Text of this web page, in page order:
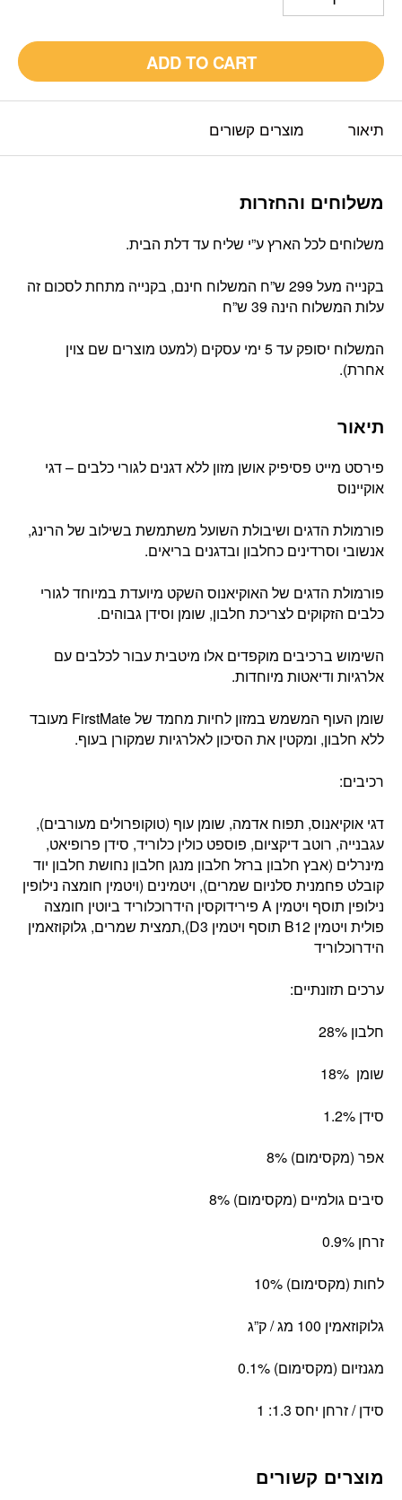
ADD TO CART
תיאור מוצרים קשורים
משלוחים והחזרות
משלוחים לכל הארץ ע”י שליח עד דלת הבית.
בקנייה מעל 299 ש”ח המשלוח חינם, בקנייה מתחת לסכום זה
עלות המשלוח הינה 39 ש”ח
המשלוח יסופק עד 5 ימי עסקים (למעט מוצרים שם צוין
אחרת).
תיאור
פירסט מייט פסיפיק אושן מזון ללא דגנים לגורי כלבים – דגי
אוקיינוס
פורמולת הדגים ושיבולת השועל משתמשת בשילוב של הרינג,
אנשובי וסרדינים כחלבון ובדגנים בריאים.
פורמולת הדגים של האוקיאנוס השקט מיועדת במיוחד לגורי
כלבים הזקוקים לצריכת חלבון, שומן וסידן גבוהים.
השימוש ברכיבים מוקפדים אלו מיטבית עבור לכלבים עם
אלרגיות ודיאטות מיוחדות.
שומן העוף המשמש במזון לחיות מחמד של FirstMate מעובד
ללא חלבון, ומקטין את הסיכון לאלרגיות שמקורן בעוף.
רכיבים:
דגי אוקיאנוס, תפוח אדמה, שומן עוף (טוקופרולים מעורבים),
עגבנייה, רוטב דיקציום, פוספט כולין כלוריד, סידן פרופיאט,
מינרלים (אבץ חלבון ברזל חלבון מנגן חלבון נחושת חלבון יוד
קובלט פחמנית סלניום שמרים), ויטמינים (ויטמין חומצה נילופין
נילופין תוסף ויטמין A פירידוקסין הידרוכלוריד ביוטין חומצה
פולית ויטמין B12 תוסף ויטמין D3),תמצית שמרים, גלוקוזאמין
הידרוכלוריד
ערכים תזונתיים:
חלבון 28%
שומן 18%
סידן 1.2%
אפר (מקסימום) 8%
סיבים גולמיים (מקסימום) 8%
זרחן 0.9%
לחות (מקסימום) 10%
גלוקוזאמין 100 מג / ק”ג
מגנזיום (מקסימום) 0.1%
סידן / זרחן יחס 1.3: 1
מוצרים קשורים